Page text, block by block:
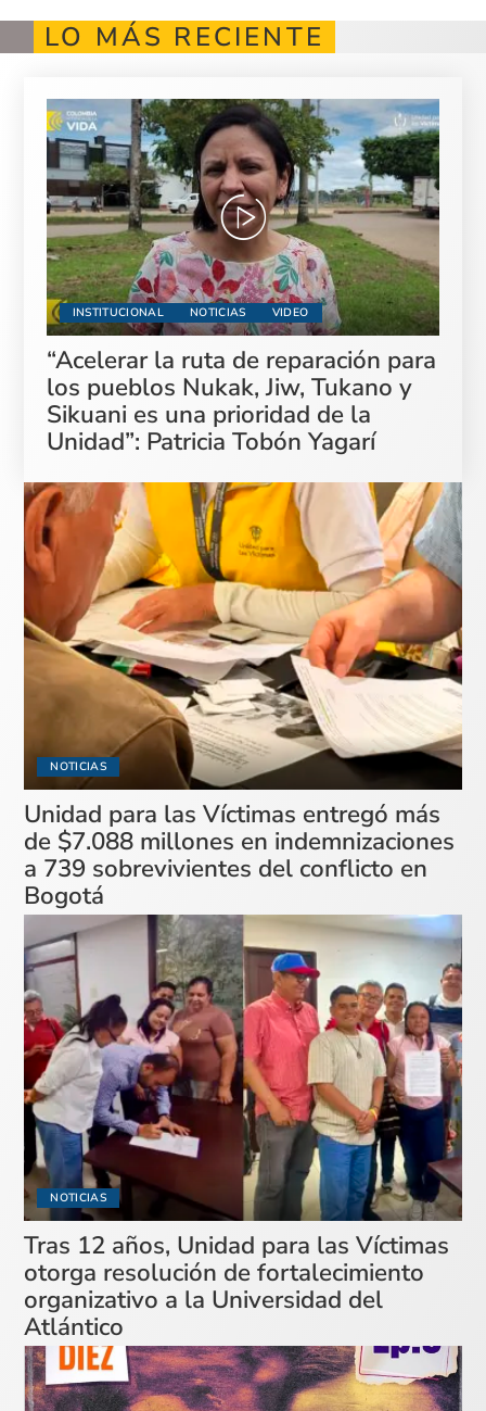
LO MÁS RECIENTE
INSTITUCIONAL NOTICIAS VIDEO
“Acelerar la ruta de reparación para
los pueblos Nukak, Jiw, Tukano y
Sikuani es una prioridad de la
Unidad”: Patricia Tobón Yagarí
NOTICIAS
Unidad para las Víctimas entregó más
de $7.088 millones en indemnizaciones
a 739 sobrevivientes del conflicto en
Bogotá
NOTICIAS
Tras 12 años, Unidad para las Víctimas
otorga resolución de fortalecimiento
organizativo a la Universidad del
Atlántico